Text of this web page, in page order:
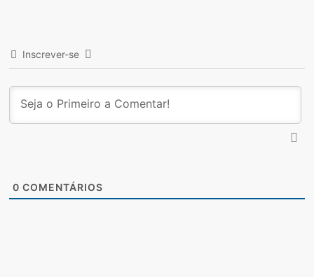
Inscrever-se
0 COMENTÁRIOS